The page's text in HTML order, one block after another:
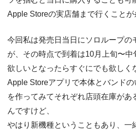
Apple Storeの実店舗まで行くことが
今回私は発売日当日にソロループの
が、その時点で到着は10月上旬〜中
欲しいとなったらすぐにでも欲しく
Apple Storeアプリで本体とバンド
を作ってみてそれぞれ店頭在庫があ
んですけど、
やはり新機種ということもあり、一